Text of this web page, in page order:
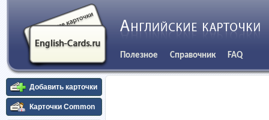
Полезное Справочник FAQ
Добавить карточки
Карточки Common